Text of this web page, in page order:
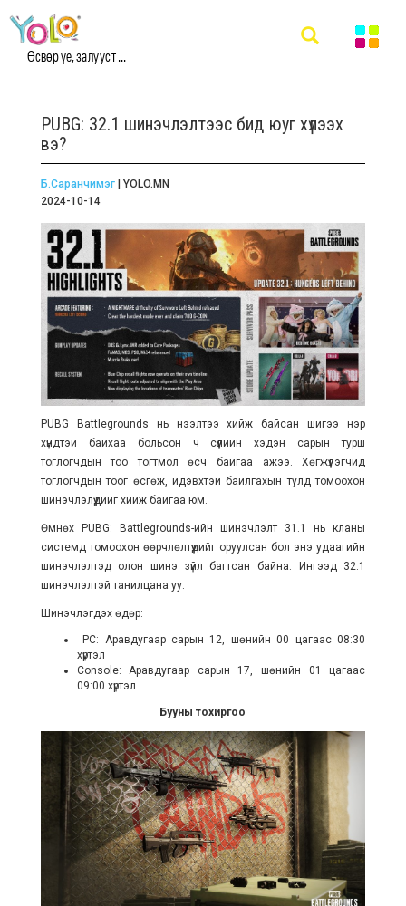
Өсвөр үе, залууст ...
PUBG: 32.1 шинэчлэлтээс бид юуг хүлээх
вэ?
Б.Саранчимэг| YOLO.MN
2024-10-14
PUBG Battlegrounds нь нээлтээ хийж байсан шигээ нэр
хүндтэй байхаа больсон ч сүүлийн хэдэн сарын турш
тоглогчдын тоо тогтмол өсч байгаа ажээ. Хөгжүүлэгчид
тоглогчдын тоог өсгөж, идэвхтэй байлгахын тулд томоохон
шинэчлэлүүдийг хийж байгаа юм.
Өмнөх PUBG: Battlegrounds-ийн шинэчлэлт 31.1 нь кланы
системд томоохон өөрчлөлтүүдийг оруулсан бол энэ удаагийн
шинэчлэлтэд олон шинэ зүйл багтсан байна. Ингээд 32.1
шинэчлэлтэй танилцана уу.
Шинэчлэгдэх өдөр:
PC: Аравдугаар сарын 12, шөнийн 00 цагаас 08:30
хүртэл
Console: Аравдугаар сарын 17, шөнийн 01 цагаас
09:00 хүртэл
Бууны тохиргоо